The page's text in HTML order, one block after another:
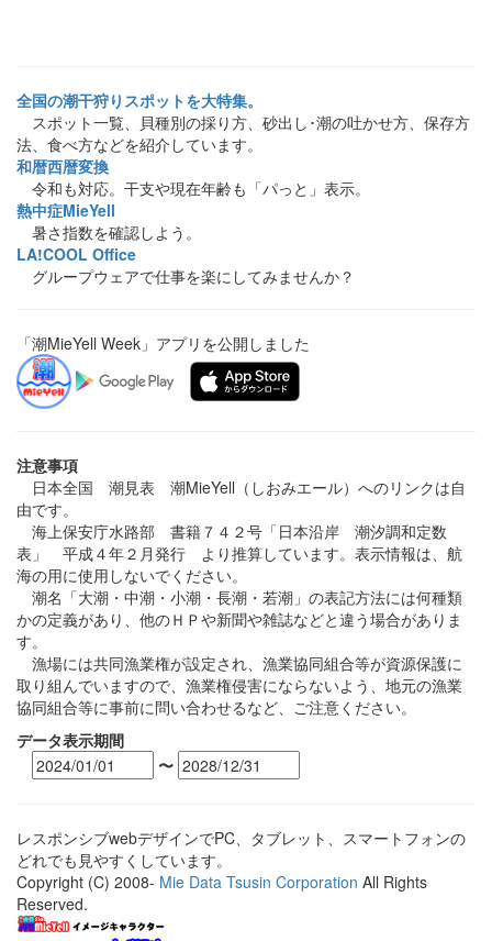
全国の潮干狩りスポットを大特集。
スポット一覧、貝種別の採り方、砂出し･潮の吐かせ方、保存方
法、食べ方などを紹介しています。
和暦西暦変換
令和も対応。干支や現在年齢も「パっと」表示。
熱中症MieYell
暑さ指数を確認しよう。
LA!COOL Office
グループウェアで仕事を楽にしてみませんか？
「潮MieYell Week」アプリを公開しました
注意事項
日本全国 潮見表 潮MieYell（しおみエール）へのリンクは自
由です。
海上保安庁水路部 書籍７４２号「日本沿岸 潮汐調和定数
表」 平成４年２月発行 より推算しています。表示情報は、航
海の用に使用しないでください。
潮名「大潮・中潮・小潮・長潮・若潮」の表記方法には何種類
かの定義があり、他のＨＰや新聞や雑誌などと違う場合がありま
す。
漁場には共同漁業権が設定され、漁業協同組合等が資源保護に
取り組んでいますので、漁業権侵害にならないよう、地元の漁業
協同組合等に事前に問い合わせるなど、ご注意ください。
データ表示期間
〜
レスポンシブwebデザインでPC、タブレット、スマートフォンの
どれでも見やすくしています。
Copyright (C) 2008- Mie Data Tsusin Corporation All Rights
Reserved.